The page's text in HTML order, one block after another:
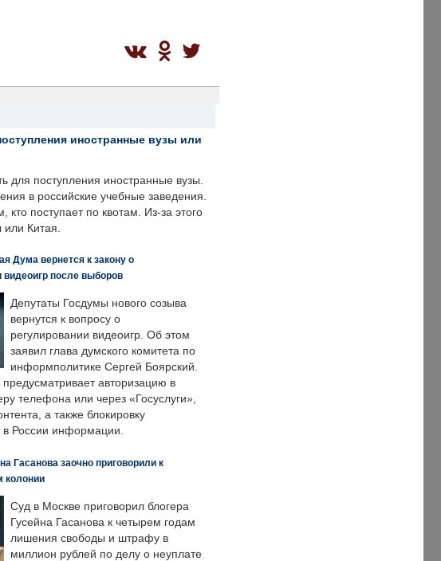
иностранные вузы или
для поступления иностранные вузы.
в российские учебные заведения.
поступает по квотам. Из-за этого
или Китая.
Дума вернется к закону о
видеоигр после выборов
Депутаты Госдумы нового созыва
вернутся к вопросу о
регулировании видеоигр. Об этом
заявил глава думского комитета по
информполитике Сергей Боярский.
предусматривает авторизацию в
телефона или через «Госуслуги»,
а также блокировку
России информации.
Гасанова заочно приговорили к
колонии
Суд в Москве приговорил блогера
Гусейна Гасанова к четырем годам
лишения свободы и штрафу в
миллион рублей по делу о неуплате